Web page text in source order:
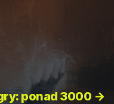
ponad 3000 →